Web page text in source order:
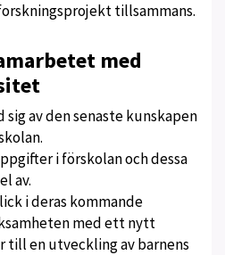
tillsammans.
med
av den senaste kunskapen
i förskolan och dessa
av.
i deras kommande
med ett nytt
en utveckling av barnens